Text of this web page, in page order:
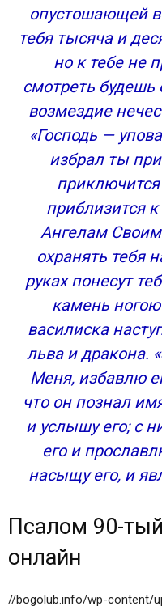
опустошающей
тебя тысяча и
но к тебе не
смотреть
возмездие
«Господь —
избрал ты
приключится
приблизится
Ангелам Своим
охранять тебя
руках понесут
камень
василиска
льва и дракона.
Меня, избавлю
что он познал
и услышу его; с
его и
насыщу его, и
Псалом 90-
онлайн
//bogolub.info/wp-content/